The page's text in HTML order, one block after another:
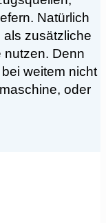
Natürlich
als zusätzliche
nutzen. Denn
weitem nicht
oder